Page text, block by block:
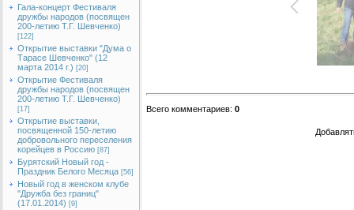
Гала-концерт Фестиваля
дружбы народов (посвящен
200-летию Т.Г. Шевченко)
[122]
Открытие выставки "Дума о
Тарасе Шевченко" (12
марта 2014 г.) [20]
Открытие Фестиваля
дружбы народов (посвящен
200-летию Т.Г. Шевченко)
[17]
Открытие выставки,
посвященной 150-летию
добровольного переселения
корейцев в Россию [87]
Бурятский Новый год -
Праздник Белого Месяца [56]
Новый год в женском клубе
"Дружба без границ"
(17.01.2014) [9]
Всего комментариев: 0